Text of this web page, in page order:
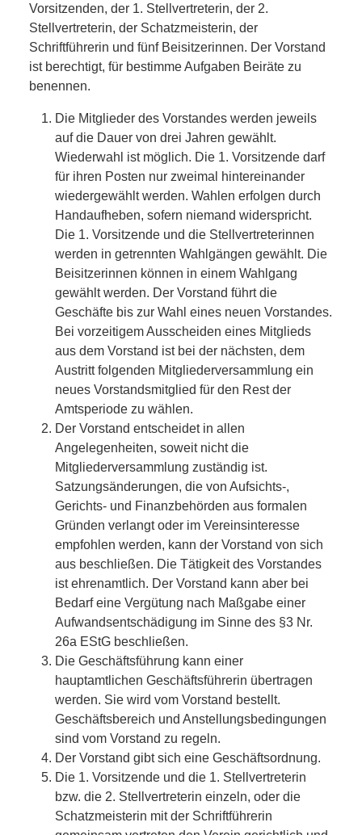
Vorsitzenden, der 1. Stellvertreterin, der 2.
Stellvertreterin, der Schatzmeisterin, der
Schriftführerin und fünf Beisitzerinnen. Der Vorstand
ist berechtigt, für bestimme Aufgaben Beiräte zu
benennen.
Die Mitglieder des Vorstandes werden jeweils
auf die Dauer von drei Jahren gewählt.
Wiederwahl ist möglich. Die 1. Vorsitzende darf
für ihren Posten nur zweimal hintereinander
wiedergewählt werden. Wahlen erfolgen durch
Handaufheben, sofern niemand widerspricht.
Die 1. Vorsitzende und die Stellvertreterinnen
werden in getrennten Wahlgängen gewählt. Die
Beisitzerinnen können in einem Wahlgang
gewählt werden. Der Vorstand führt die
Geschäfte bis zur Wahl eines neuen Vorstandes.
Bei vorzeitigem Ausscheiden eines Mitglieds
aus dem Vorstand ist bei der nächsten, dem
Austritt folgenden Mitgliederversammlung ein
neues Vorstandsmitglied für den Rest der
Amtsperiode zu wählen.
Der Vorstand entscheidet in allen
Angelegenheiten, soweit nicht die
Mitgliederversammlung zuständig ist.
Satzungsänderungen, die von Aufsichts-,
Gerichts- und Finanzbehörden aus formalen
Gründen verlangt oder im Vereinsinteresse
empfohlen werden, kann der Vorstand von sich
aus beschließen. Die Tätigkeit des Vorstandes
ist ehrenamtlich. Der Vorstand kann aber bei
Bedarf eine Vergütung nach Maßgabe einer
Aufwandsentschädigung im Sinne des §3 Nr.
26a EStG beschließen.
Die Geschäftsführung kann einer
hauptamtlichen Geschäftsführerin übertragen
werden. Sie wird vom Vorstand bestellt.
Geschäftsbereich und Anstellungsbedingungen
sind vom Vorstand zu regeln.
Der Vorstand gibt sich eine Geschäftsordnung.
Die 1. Vorsitzende und die 1. Stellvertreterin
bzw. die 2. Stellvertreterin einzeln, oder die
Schatzmeisterin mit der Schriftführerin